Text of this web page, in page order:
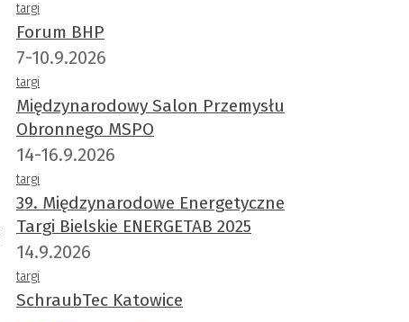
targi
Forum BHP
7-10.9.2026
targi
Międzynarodowy Salon Przemysłu
Obronnego MSPO
14-16.9.2026
targi
39. Międzynarodowe Energetyczne
Targi Bielskie ENERGETAB 2025
14.9.2026
targi
SchraubTec Katowice